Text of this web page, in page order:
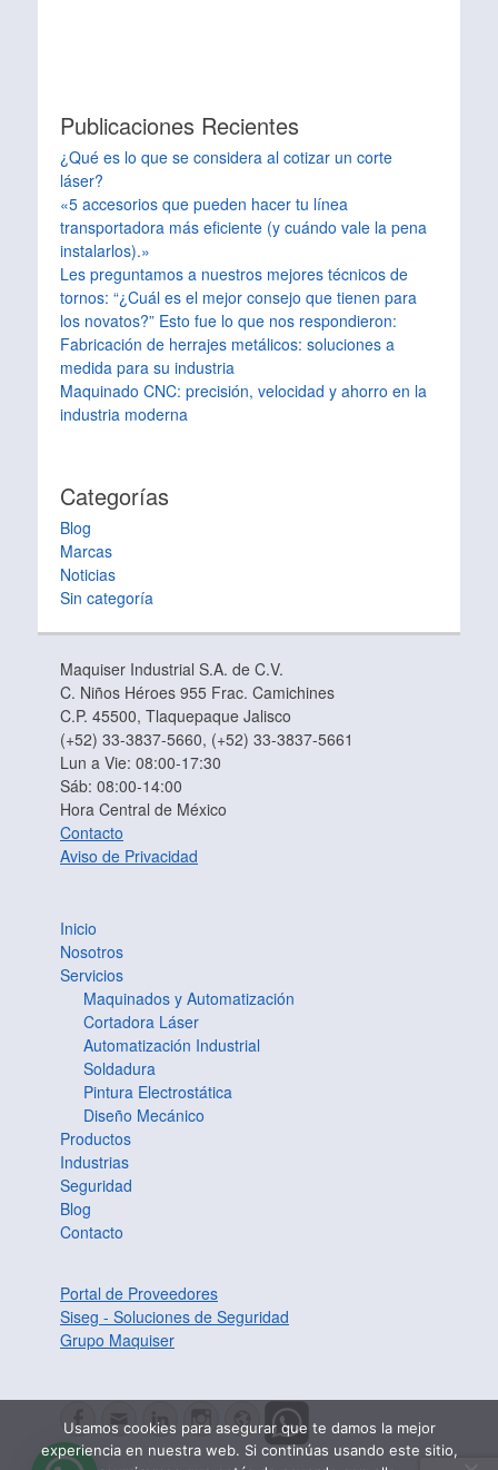
Publicaciones Recientes
¿Qué es lo que se considera al cotizar un corte
láser?
«5 accesorios que pueden hacer tu línea
transportadora más eficiente (y cuándo vale la pena
instalarlos).»
Les preguntamos a nuestros mejores técnicos de
tornos: “¿Cuál es el mejor consejo que tienen para
los novatos?” Esto fue lo que nos respondieron:
Fabricación de herrajes metálicos: soluciones a
medida para su industria
Maquinado CNC: precisión, velocidad y ahorro en la
industria moderna
Categorías
Blog
Marcas
Noticias
Sin categoría
Maquiser Industrial S.A. de C.V.
C. Niños Héroes 955 Frac. Camichines
C.P. 45500, Tlaquepaque Jalisco
(+52) 33-3837-5660, (+52) 33-3837-5661
Lun a Vie: 08:00-17:30
Sáb: 08:00-14:00
Hora Central de México
Contacto
Aviso de Privacidad
Inicio
Nosotros
Servicios
Maquinados y Automatización
Cortadora Láser
Automatización Industrial
Soldadura
Pintura Electrostática
Diseño Mecánico
Productos
Industrias
Seguridad
Blog
Contacto
Portal de Proveedores
Siseg - Soluciones de Seguridad
Grupo Maquiser
Facebook
Correo
electrónico
Instagram
Website
Usamos cookies para asegurar que te damos la mejor
experiencia en nuestra web. Si continúas usando este sitio,